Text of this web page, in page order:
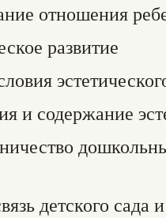
отношения
развитие
и содержание
детского сада